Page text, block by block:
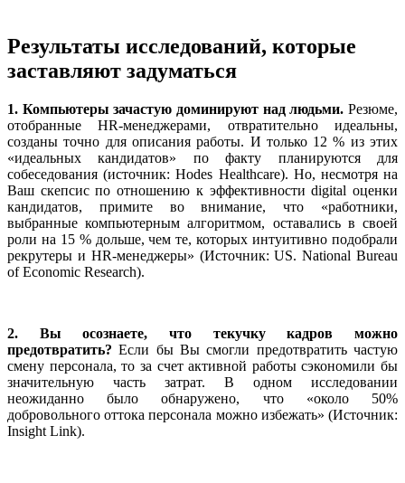
Результаты исследований, которые
заставляют задуматься
1. Компьютеры зачастую доминируют над людьми. Резюме,
отобранные HR-менеджерами, отвратительно идеальны,
созданы точно для описания работы. И только 12 % из этих
«идеальных кандидатов» по факту планируются для
собеседования (источник: Hodes Healthcare). Но, несмотря на
Ваш скепсис по отношению к эффективности digital оценки
кандидатов, примите во внимание, что «работники,
выбранные компьютерным алгоритмом, оставались в своей
роли на 15 % дольше, чем те, которых интуитивно подобрали
рекрутеры и HR-менеджеры» (Источник: US. National Bureau
of Economic Research).
2. Вы осознаете, что текучку кадров можно
предотвратить? Если бы Вы смогли предотвратить частую
смену персонала, то за счет активной работы сэкономили бы
значительную часть затрат. В одном исследовании
неожиданно было обнаружено, что «около 50%
добровольного оттока персонала можно избежать» (Источник:
Insight Link).